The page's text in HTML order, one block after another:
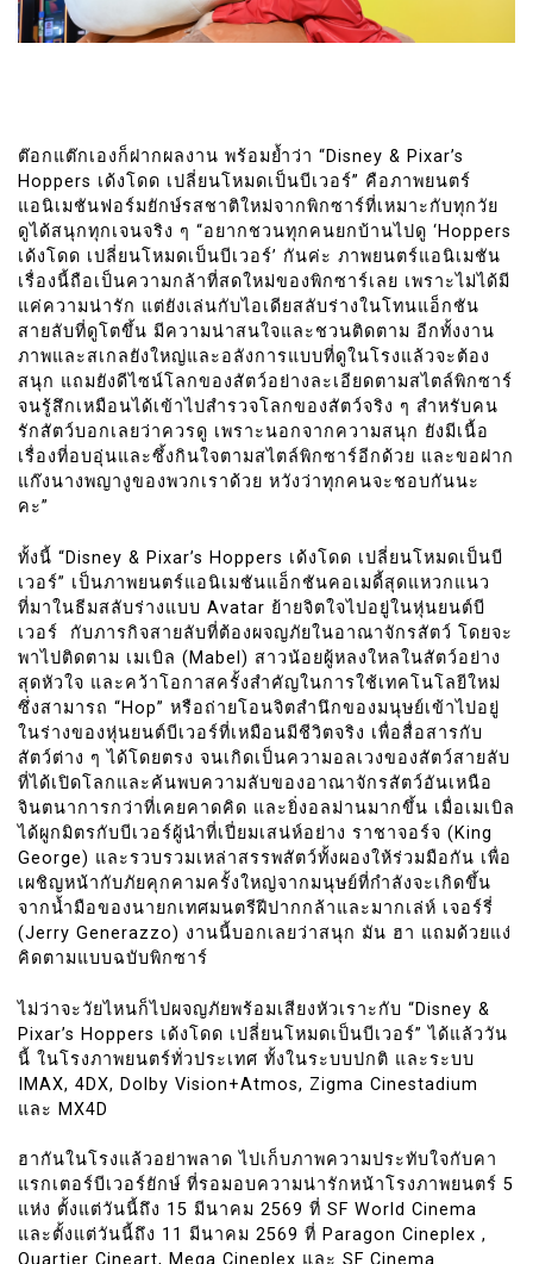
ต๊อกแต๊กเองก็ฝากผลงาน พร้อมย้ำว่า “Disney & Pixar’s
Hoppers เด้งโดด เปลี่ยนโหมดเป็นบีเวอร์” คือภาพยนตร์
แอนิเมชันฟอร์มยักษ์รสชาติใหม่จากพิกซาร์ที่เหมาะกับทุกวัย
ดูได้สนุกทุกเจนจริง ๆ “อยากชวนทุกคนยกบ้านไปดู ‘Hoppers
เด้งโดด เปลี่ยนโหมดเป็นบีเวอร์’ กันค่ะ ภาพยนตร์แอนิเมชัน
เรื่องนี้ถือเป็นความกล้าที่สดใหม่ของพิกซาร์เลย เพราะไม่ได้มี
แค่ความน่ารัก แต่ยังเล่นกับไอเดียสลับร่างในโทนแอ็กชัน
สายลับที่ดูโตขึ้น มีความน่าสนใจและชวนติดตาม อีกทั้งงาน
ภาพและสเกลยังใหญ่และอลังการแบบที่ดูในโรงแล้วจะต้อง
สนุก แถมยังดีไซน์โลกของสัตว์อย่างละเอียดตามสไตล์พิกซาร์
จนรู้สึกเหมือนได้เข้าไปสำรวจโลกของสัตว์จริง ๆ สำหรับคน
รักสัตว์บอกเลยว่าควรดู เพราะนอกจากความสนุก ยังมีเนื้อ
เรื่องที่อบอุ่นและซึ้งกินใจตามสไตล์พิกซาร์อีกด้วย และขอฝาก
แก๊งนางพญางูของพวกเราด้วย หวังว่าทุกคนจะชอบกันนะ
คะ”
ทั้งนี้ “Disney & Pixar’s Hoppers เด้งโดด เปลี่ยนโหมดเป็นบี
เวอร์” เป็นภาพยนตร์แอนิเมชันแอ็กชันคอเมดี้สุดแหวกแนว
ที่มาในธีมสลับร่างแบบ Avatar ย้ายจิตใจไปอยู่ในหุ่นยนต์บี
เวอร์ กับภารกิจสายลับที่ต้องผจญภัยในอาณาจักรสัตว์ โดยจะ
พาไปติดตาม เมเบิล (Mabel) สาวน้อยผู้หลงใหลในสัตว์อย่าง
สุดหัวใจ และคว้าโอกาสครั้งสำคัญในการใช้เทคโนโลยีใหม่
ซึ่งสามารถ “Hop” หรือถ่ายโอนจิตสำนึกของมนุษย์เข้าไปอยู่
ในร่างของหุ่นยนต์บีเวอร์ที่เหมือนมีชีวิตจริง เพื่อสื่อสารกับ
สัตว์ต่าง ๆ ได้โดยตรง จนเกิดเป็นความอลเวงของสัตว์สายลับ
ที่ได้เปิดโลกและค้นพบความลับของอาณาจักรสัตว์อันเหนือ
จินตนาการกว่าที่เคยคาดคิด และยิ่งอลม่านมากขึ้น เมื่อเมเบิล
ได้ผูกมิตรกับบีเวอร์ผู้นำที่เปี่ยมเสน่ห์อย่าง ราชาจอร์จ (King
George) และรวบรวมเหล่าสรรพสัตว์ทั้งผองให้ร่วมมือกัน เพื่อ
เผชิญหน้ากับภัยคุกคามครั้งใหญ่จากมนุษย์ที่กำลังจะเกิดขึ้น
จากน้ำมือของนายกเทศมนตรีฝีปากกล้าและมากเล่ห์ เจอร์รี่
(Jerry Generazzo) งานนี้บอกเลยว่าสนุก มัน ฮา แถมด้วยแง่
คิดตามแบบฉบับพิกซาร์
ไม่ว่าจะวัยไหนก็ไปผจญภัยพร้อมเสียงหัวเราะกับ “Disney &
Pixar’s Hoppers เด้งโดด เปลี่ยนโหมดเป็นบีเวอร์” ได้แล้ววัน
นี้ ในโรงภาพยนตร์ทั่วประเทศ ทั้งในระบบปกติ และระบบ
IMAX, 4DX, Dolby Vision+Atmos, Zigma Cinestadium
และ MX4D
ฮากันในโรงแล้วอย่าพลาด ไปเก็บภาพความประทับใจกับคา
แรกเตอร์บีเวอร์ยักษ์ ที่รอมอบความน่ารักหน้าโรงภาพยนตร์ 5
แห่ง ตั้งแต่วันนี้ถึง 15 มีนาคม 2569 ที่ SF World Cinema
และตั้งแต่วันนี้ถึง 11 มีนาคม 2569 ที่ Paragon Cineplex ,